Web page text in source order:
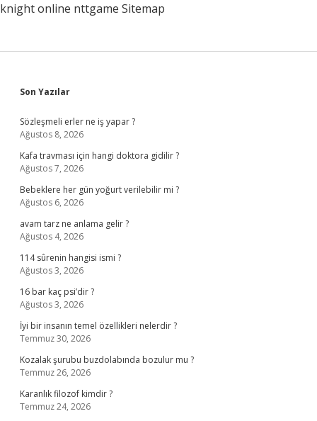
knight online nttgame Sitemap
Sidebar
Son Yazılar
Sözleşmeli erler ne iş yapar ?
Ağustos 8, 2026
Kafa travması için hangi doktora gidilir ?
Ağustos 7, 2026
Bebeklere her gün yoğurt verilebilir mi ?
Ağustos 6, 2026
avam tarz ne anlama gelir ?
Ağustos 4, 2026
114 sûrenin hangisi ismi ?
Ağustos 3, 2026
16 bar kaç psi’dir ?
Ağustos 3, 2026
İyi bir insanın temel özellikleri nelerdir ?
Temmuz 30, 2026
Kozalak şurubu buzdolabında bozulur mu ?
Temmuz 26, 2026
Karanlık filozof kimdir ?
Temmuz 24, 2026